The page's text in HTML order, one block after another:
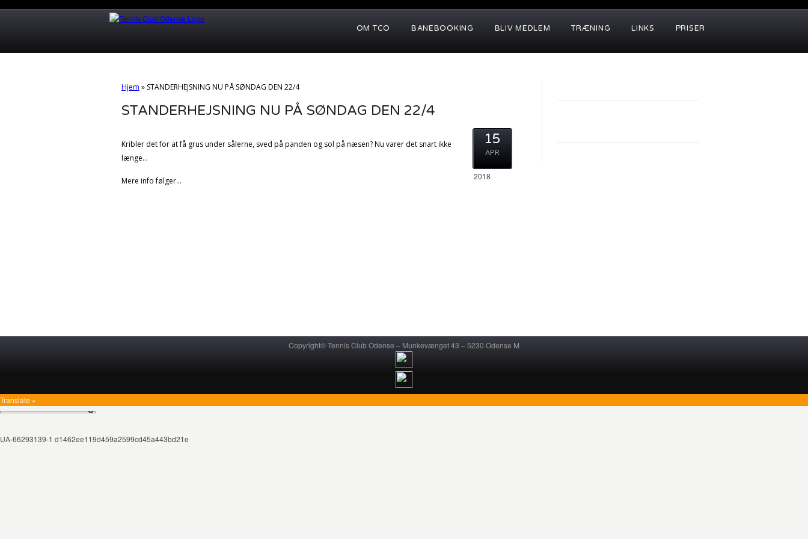
OM TCO BANEBOOKING BLIV MEDLEM TRÆNING LINKS PRISER
Hjem » STANDERHEJSNING NU PÅ SØNDAG DEN 22/4
STANDERHEJSNING NU PÅ SØNDAG DEN 22/4
Kribler det for at få grus under sålerne, sved på panden og sol på næsen? Nu varer det snart ikke
længe…
Mere info følger…
15
APR
2018
Copyright© Tennis Club Odense – Munkevænget 43 – 5230 Odense M
Translate »
UA-66293139-1 d1462ee119d459a2599cd45a443bd21e